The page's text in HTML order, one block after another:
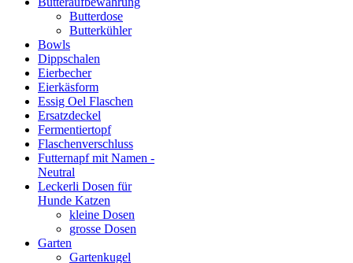
Butterdose
Butterkühler
Bowls
Dippschalen
Eierbecher
Eierkäsform
Essig Oel Flaschen
Ersatzdeckel
Fermentiertopf
Flaschenverschluss
Futternapf mit Namen -
Neutral
Leckerli Dosen für
Hunde Katzen
kleine Dosen
grosse Dosen
Garten
Gartenkugel